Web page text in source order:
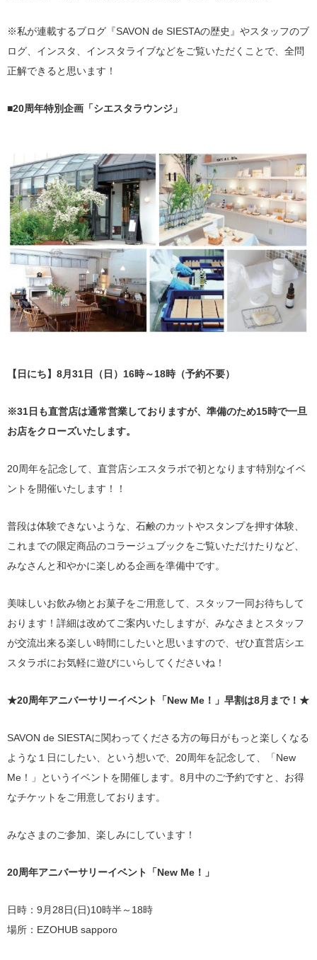
※私が連載するブログ『SAVON de SIESTAの歴史』やスタッフのブ
ログ、インスタ、インスタライブなどをご覧いただくことで、全問
正解できると思います！
■20周年特別企画「シエスタラウンジ」
【日にち】8月31日（日）16時～18時（予約不要）
※31日も直営店は通常営業しておりますが、準備のため15時で一旦
お店をクローズいたします。
20周年を記念して、直営店シエスタラボで初となります特別なイベ
ントを開催いたします！！
普段は体験できないような、石鹸のカットやスタンプを押す体験、
これまでの限定商品のコラージュブックをご覧いただけたりなど、
みなさんと和やかに楽しめる企画を準備中です。
美味しいお飲み物とお菓子をご用意して、スタッフ一同お待ちして
おります！詳細は改めてご案内いたしますが、みなさまとスタッフ
が交流出来る楽しい時間にしたいと思いますので、ぜひ直営店シエ
スタラボにお気軽に遊びにいらしてくださいね！
★20周年アニバーサリーイベント「New Me！」早割は8月まで！★
SAVON de SIESTAに関わってくださる方の毎日がもっと楽しくなる
ような１日にしたい、という想いで、20周年を記念して、「New
Me！」というイベントを開催します。8月中のご予約ですと、お得
なチケットをご用意しております。
みなさまのご参加、楽しみにしています！
20周年アニバーサリーイベント「New Me！」
日時：9月28日(日)10時半～18時
場所：EZOHUB sapporo